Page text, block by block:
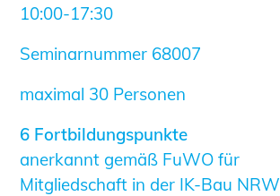
10:00-17:30
Seminarnummer 68007
maximal 30 Personen
6 Fortbildungspunkte
anerkannt gemäß FuWO für
Mitgliedschaft in der IK-Bau NRW